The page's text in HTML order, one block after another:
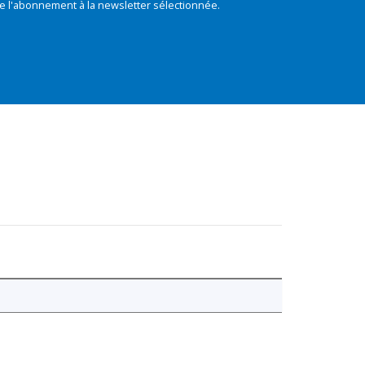
à la newsletter sélectionnée.